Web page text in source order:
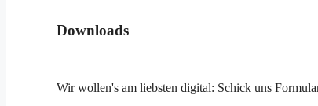
Downloads
Wir wollen's am liebsten digital: Schick uns